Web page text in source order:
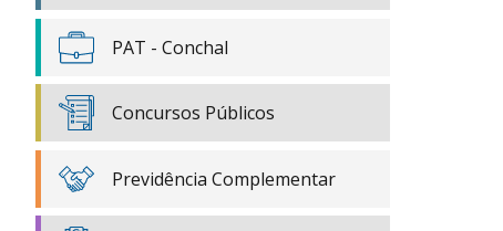
PAT - Conchal
Concursos Públicos
Previdência Complementar